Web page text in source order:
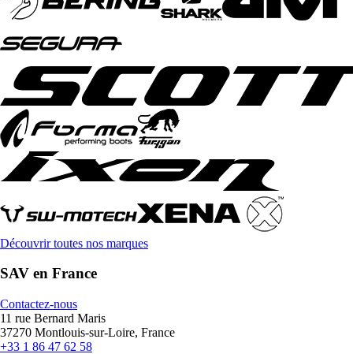
Découvrir toutes nos marques
SAV en France
Contactez-nous
11 rue Bernard Maris
37270 Montlouis-sur-Loire, France
+33 1 86 47 62 58